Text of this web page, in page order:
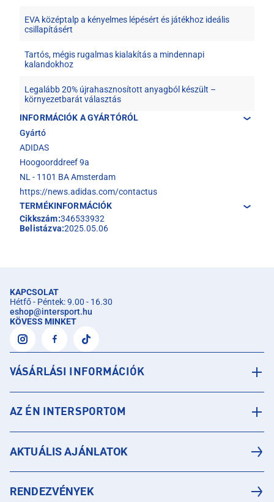
EVA középtalp a kényelmes lépésért és játékhoz ideális
csillapításért
Tartós, mégis rugalmas kialakítás a mindennapi
kalandokhoz
Legalább 20% újrahasznosított anyagból készült –
környezetbarát választás
INFORMÁCIÓK A GYÁRTÓRÓL
Gyártó
ADIDAS
Hoogoorddreef 9a
NL - 1101 BA Amsterdam
https://news.adidas.com/contactus
TERMÉKINFORMÁCIÓK
Cikkszám:346533932
Belistázva:2025.05.06
KAPCSOLAT
Hétfő - Péntek: 9.00 - 16.30
eshop@intersport.hu
KÖVESS MINKET
VÁSÁRLÁSI INFORMÁCIÓK
AZ ÉN INTERSPORTOM
AKTUÁLIS AJÁNLATOK
RENDEZVÉNYEK